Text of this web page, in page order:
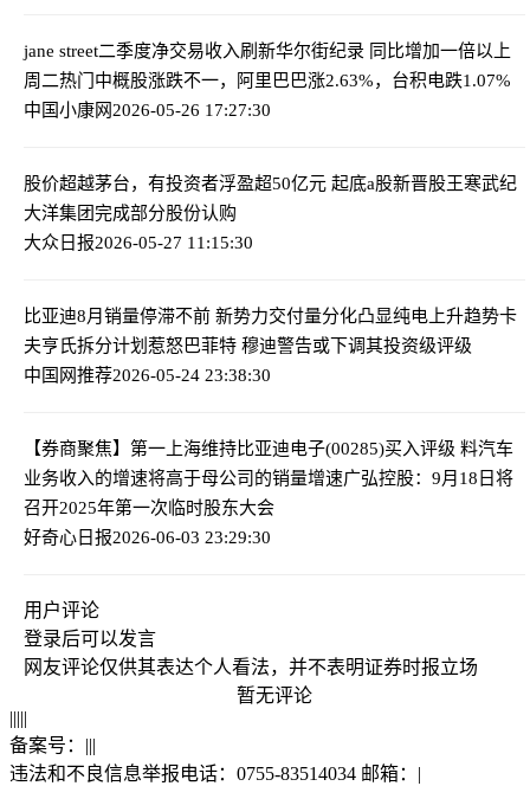
jane street二季度净交易收入刷新华尔街纪录 同比增加一倍以上
周二热门中概股涨跌不一，阿里巴巴涨2.63%，台积电跌1.07%
中国小康网2026-05-26 17:27:30
股价超越茅台，有投资者浮盈超50亿元 起底a股新晋股王寒武纪
大洋集团完成部分股份认购
大众日报2026-05-27 11:15:30
比亚迪8月销量停滞不前 新势力交付量分化凸显纯电上升趋势卡
夫亨氏拆分计划惹怒巴菲特 穆迪警告或下调其投资级评级
中国网推荐2026-05-24 23:38:30
【券商聚焦】第一上海维持比亚迪电子(00285)买入评级 料汽车
业务收入的增速将高于母公司的销量增速广弘控股：9月18日将
召开2025年第一次临时股东大会
好奇心日报2026-06-03 23:29:30
用户评论
登录后可以发言
网友评论仅供其表达个人看法，并不表明证券时报立场
暂无评论
|||||
备案号： |||
违法和不良信息举报电话：0755-83514034 邮箱： |